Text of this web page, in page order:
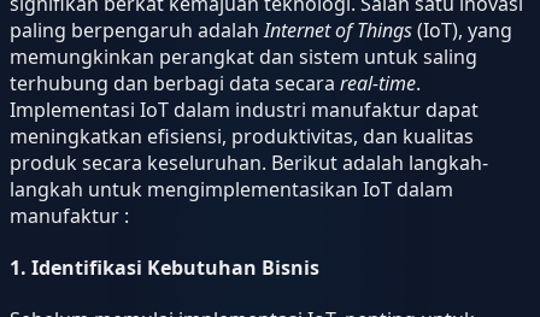
paling berpengaruh adalahInternet of Things(IoT), yang
memungkinkan perangkat dan sistem untuk saling
terhubung dan berbagi data secara real-time.
Implementasi IoT dalam industri manufaktur dapat
meningkatkan efisiensi, produktivitas, dan kualitas
produk secara keseluruhan. Berikut adalah langkah-
langkah untuk mengimplementasikan IoT dalam
manufaktur :
1. Identifikasi Kebutuhan Bisnis